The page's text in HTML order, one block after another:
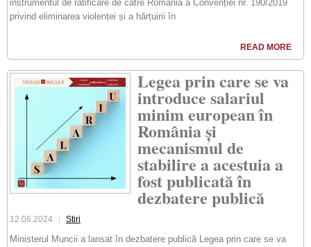
instrumentul de ratificare de către România a Convenției nr. 190/2019
privind eliminarea violenței și a hărțuirii în
READ MORE
Legea prin care se va
introduce salariul
minim european în
România și
mecanismul de
stabilire a acestuia a
fost publicată în
dezbatere publică
12.06.2024 Stiri
Ministerul Muncii a lansat în dezbatere publică Legea prin care se va